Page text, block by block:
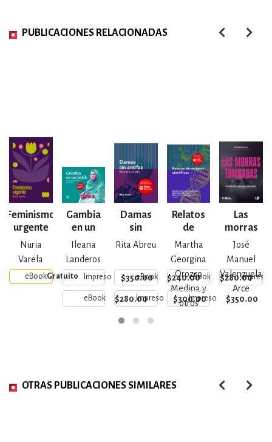
PUBLICACIONES RELACIONADAS
Feminismo
urgente
Nuria
Varela
eBookGratuito
Gambia
en un
batik
Ileana
Landeros
Impreso $350.00
eBook $280.00
Damas
sin
antifaz
Rita Abreu
eBook $240.00
Impreso $300.00
Relatos
de
mujeres
científicas
Martha
Georgina
Orozco
Medina y
otros
eBook $280.00
Impreso $350.00
Las
morras
tumbadas
José
Manuel
Valenzuela
Arce
Impreso
OTRAS PUBLICACIONES SIMILARES